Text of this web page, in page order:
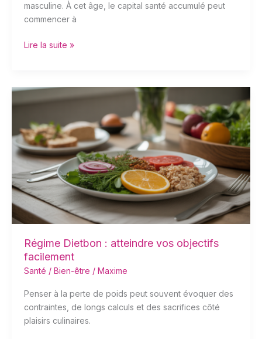
masculine. À cet âge, le capital santé accumulé peut
commencer à
Lire la suite »
Régime Dietbon : atteindre vos objectifs
facilement
Santé / Bien-être / Maxime
Penser à la perte de poids peut souvent évoquer des
contraintes, de longs calculs et des sacrifices côté
plaisirs culinaires.
Régime
atteindre
vos
objectifs
facilement